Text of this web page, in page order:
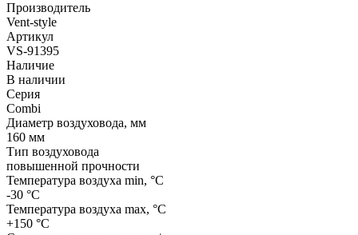
Производитель
Vent-style
Артикул
VS-91395
Наличие
В наличии
Серия
Combi
Диаметр воздуховода, мм
160 мм
Тип воздуховода
повышенной прочности
Температура воздуха min, °С
-30 °С
Температура воздуха max, °С
+150 °С